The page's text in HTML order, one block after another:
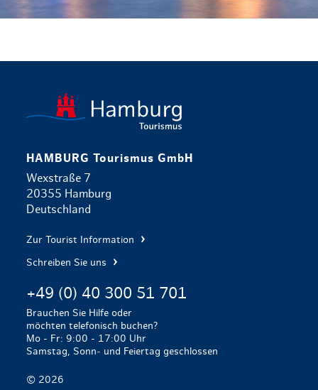
HAMBURG Tourismus GmbH
Wexstraße 7
20355 Hamburg
Deutschland
Zur Tourist Information
Schreiben Sie uns
+49 (0) 40 300 51 701
Brauchen Sie Hilfe oder
möchten telefonisch buchen?
Mo - Fr: 9:00 - 17:00 Uhr
Samstag, Sonn- und Feiertag geschlossen
© 2026